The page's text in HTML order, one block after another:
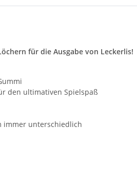
für die Ausgabe von Leckerlis!
den ultimativen Spielspaß
immer unterschiedlich